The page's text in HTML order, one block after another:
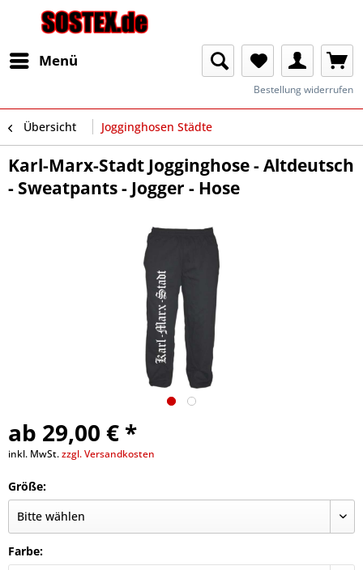
Menü
Bestellung widerrufen
Übersicht Jogginghosen Städte
Karl-Marx-Stadt Jogginghose - Altdeutsch
- Sweatpants - Jogger - Hose
ab 29,00 € *
inkl. MwSt.zzgl. Versandkosten
Größe:
Farbe: